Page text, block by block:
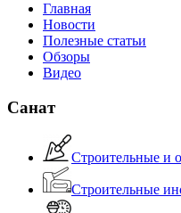
Главная
Новости
Полезные статьи
Обзоры
Видео
Санат
Строительные и
Строительные